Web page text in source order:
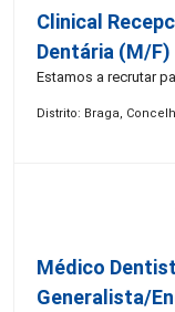
Clinical
Dentária (M/F)
Estamos a recrutar
Distrito: Braga,
Médico
Generalista/